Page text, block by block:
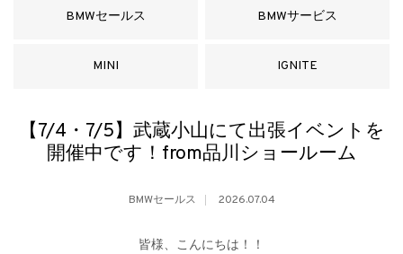
BMWセールス BMWサービス
MINI IGNITE
【7/4・7/5】武蔵小山にて出張イベントを
開催中です！from品川ショールーム
BMWセールス 2026.07.04
皆様、こんにちは！！